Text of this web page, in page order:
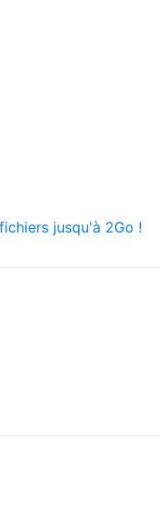
jusqu'à 2Go !